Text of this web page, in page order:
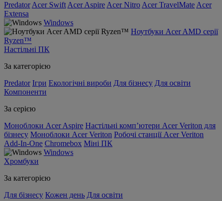
Predator Acer Swift Acer Aspire Acer Nitro Acer TravelMate Acer
Extensa
Windows
Ноутбуки Acer AMD серії
Ryzen™
Настільні ПК
За категорією
Predator Ігри Екологічні вироби Для бізнесу Для освіти
Компоненти
За серією
Моноблоки Acer Aspire Настільні комп’ютери Acer Veriton для
бізнесу Моноблоки Acer Veriton Робочі станції Acer Veriton
Add-In-One Chromebox Міні ПК
Windows
Хромбуки
За категорією
Для бізнесу Кожен день Для освіти